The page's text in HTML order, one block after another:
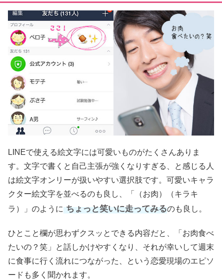
LINEで使える絵文字には可愛いものがたくさんありま
す。文字で書くと自己主張が強くなりすぎる、と感じる人
は絵文字オンリーが扱いやすい選択肢です。可愛いキャラ
クター絵文字を並べるのも良し、「（お肉）（キラキ
ラ）」のように ちょっと笑いに走ってみるのも良し。
ひとこと欄が思わずクスッとできる内容だと、「お肉食べ
たいの？笑」と話しかけやすくなり、それが幸いして週末
に食事に行く流れにつながった、という恋愛現場のエピソ
ードも多く聞かれます。